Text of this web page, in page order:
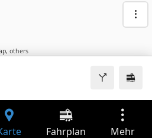
, others
Fahrplan Mehr